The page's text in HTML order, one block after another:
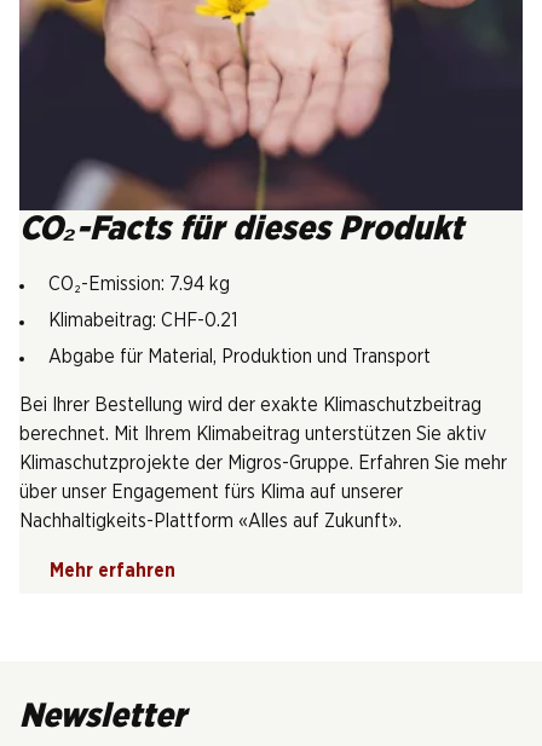
CO₂-Facts für dieses Produkt
CO₂-Emission: 7.94 kg
Klimabeitrag: CHF-0.21
Abgabe für Material, Produktion und Transport
Bei Ihrer Bestellung wird der exakte Klimaschutzbeitrag
berechnet. Mit Ihrem Klimabeitrag unterstützen Sie aktiv
Klimaschutzprojekte der Migros-Gruppe. Erfahren Sie mehr
über unser Engagement fürs Klima auf unserer
Nachhaltigkeits-Plattform «Alles auf Zukunft».
Mehr erfahren
Newsletter